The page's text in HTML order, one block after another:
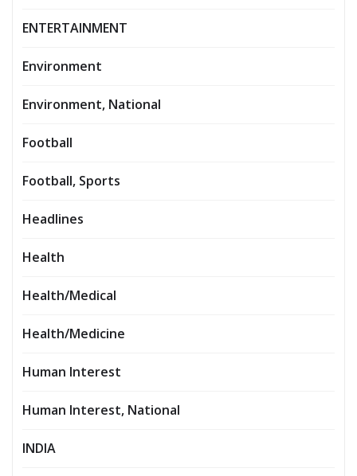
ENTERTAINMENT
Environment
Environment, National
Football
Football, Sports
Headlines
Health
Health/Medical
Health/Medicine
Human Interest
Human Interest, National
INDIA